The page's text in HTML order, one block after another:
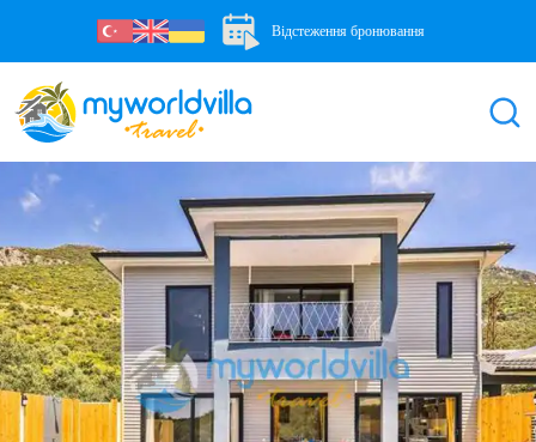
Відстеження бронювання